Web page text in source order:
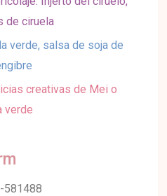
de ciruela
verde, salsa de soja de
creativas de Mei o
verde
581488